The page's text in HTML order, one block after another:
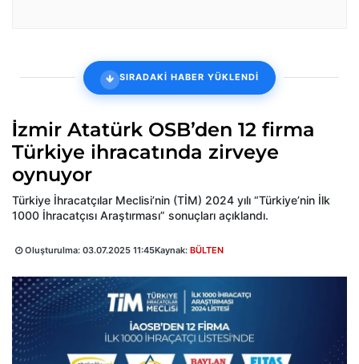
SIRADAKİ HABER YÜKLENDİ
İzmir Atatürk OSB’den 12 firma
Türkiye ihracatında zirveye
oynuyor
Türkiye İhracatçılar Meclisi’nin (TİM) 2024 yılı “Türkiye’nin İlk
1000 İhracatçısı Araştırması” sonuçları açıklandı.
Oluşturulma: 03.07.2025 11:45Kaynak: BÜLTEN